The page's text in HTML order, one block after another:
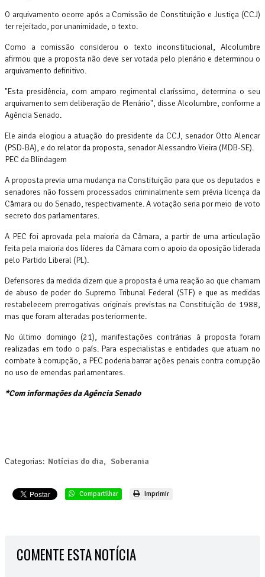
O arquivamento ocorre após a Comissão de Constituição e Justiça (CCJ)
ter rejeitado, por unanimidade, o texto.
Como a comissão considerou o texto inconstitucional, Alcolumbre
afirmou que a proposta não deve ser votada pelo plenário e determinou o
arquivamento definitivo.
"Esta presidência, com amparo regimental claríssimo, determina o seu
arquivamento sem deliberação de Plenário", disse Alcolumbre, conforme a
Agência Senado.
Ele ainda elogiou a atuação do presidente da CCJ, senador Otto Alencar
(PSD-BA), e do relator da proposta, senador Alessandro Vieira (MDB-SE).
PEC da Blindagem
A proposta previa uma mudança na Constituição para que os deputados e
senadores não fossem processados criminalmente sem prévia licença da
Câmara ou do Senado, respectivamente. A votação seria por meio de voto
secreto dos parlamentares.
A PEC foi aprovada pela maioria da Câmara, a partir de uma articulação
feita pela maioria dos líderes da Câmara com o apoio da oposição liderada
pelo Partido Liberal (PL).
Defensores da medida dizem que a proposta é uma reação ao que chamam
de abuso de poder do Supremo Tribunal Federal (STF) e que as medidas
restabelecem prerrogativas originais previstas na Constituição de 1988,
mas que foram alteradas posteriormente.
No último domingo (21), manifestações contrárias à proposta foram
realizadas em todo o país. Para especialistas e entidades que atuam no
combate à corrupção, a PEC poderia barrar ações penais contra corrupção
no uso de emendas parlamentares.
*Com informações da Agência Senado
Categorias: Notícias do dia, Soberania
Compartilhar Imprimir
COMENTE ESTA NOTÍCIA